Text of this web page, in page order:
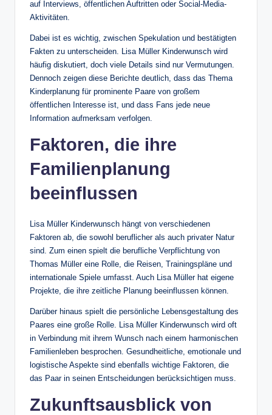
auf Interviews, öffentlichen Auftritten oder Social-Media-
Aktivitäten.
Dabei ist es wichtig, zwischen Spekulation und bestätigten
Fakten zu unterscheiden. Lisa Müller Kinderwunsch wird
häufig diskutiert, doch viele Details sind nur Vermutungen.
Dennoch zeigen diese Berichte deutlich, dass das Thema
Kinderplanung für prominente Paare von großem
öffentlichen Interesse ist, und dass Fans jede neue
Information aufmerksam verfolgen.
Faktoren, die ihre
Familienplanung
beeinflussen
Lisa Müller Kinderwunsch hängt von verschiedenen
Faktoren ab, die sowohl beruflicher als auch privater Natur
sind. Zum einen spielt die berufliche Verpflichtung von
Thomas Müller eine Rolle, die Reisen, Trainingspläne und
internationale Spiele umfasst. Auch Lisa Müller hat eigene
Projekte, die ihre zeitliche Planung beeinflussen können.
Darüber hinaus spielt die persönliche Lebensgestaltung des
Paares eine große Rolle. Lisa Müller Kinderwunsch wird oft
in Verbindung mit ihrem Wunsch nach einem harmonischen
Familienleben besprochen. Gesundheitliche, emotionale und
logistische Aspekte sind ebenfalls wichtige Faktoren, die
das Paar in seinen Entscheidungen berücksichtigen muss.
Zukunftsausblick von